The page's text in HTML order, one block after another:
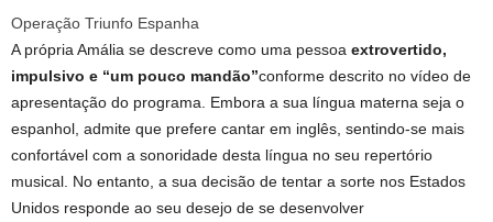
Operação Triunfo Espanha
A própria Amália se descreve como uma pessoa extrovertido,
impulsivo e “um pouco mandão”conforme descrito no vídeo de
apresentação do programa. Embora a sua língua materna seja o
espanhol, admite que prefere cantar em inglês, sentindo-se mais
confortável com a sonoridade desta língua no seu repertório
musical. No entanto, a sua decisão de tentar a sorte nos Estados
Unidos responde ao seu desejo de se desenvolver